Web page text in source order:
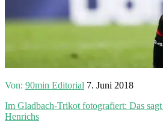
Von: 90min Editorial 7. Juni 2018
Im Gladbach-Trikot fotografiert: Das
Henrichs